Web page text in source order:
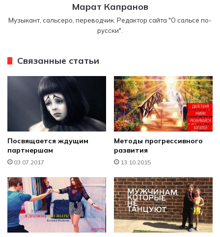
Марат Капранов
Музыкант, сальсеро, переводчик. Редактор сайта "О сальсе по-
русски".
Связанные статьи
Посвящается ждущим
партнершам
03.07.2017
Методы прогрессивного
развития
13.10.2015